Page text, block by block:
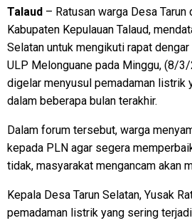
Talaud – Ratusan warga Desa Tarun
Kabupaten Kepulauan Talaud,
Selatan untuk mengikuti rapat
ULP Melonguane pada Minggu, (8/
digelar menyusul pemadaman listrik
dalam beberapa bulan terakhir.
Dalam forum tersebut, warga
kepada PLN agar segera
tidak, masyarakat mengancam akan
Kepala Desa Tarun Selatan, Yusak
pemadaman listrik yang sering